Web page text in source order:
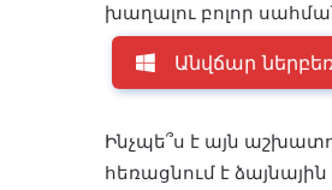
խաղալու բոլոր
Անվճար
Ինչպե՞ս է այն
հեռացնում է